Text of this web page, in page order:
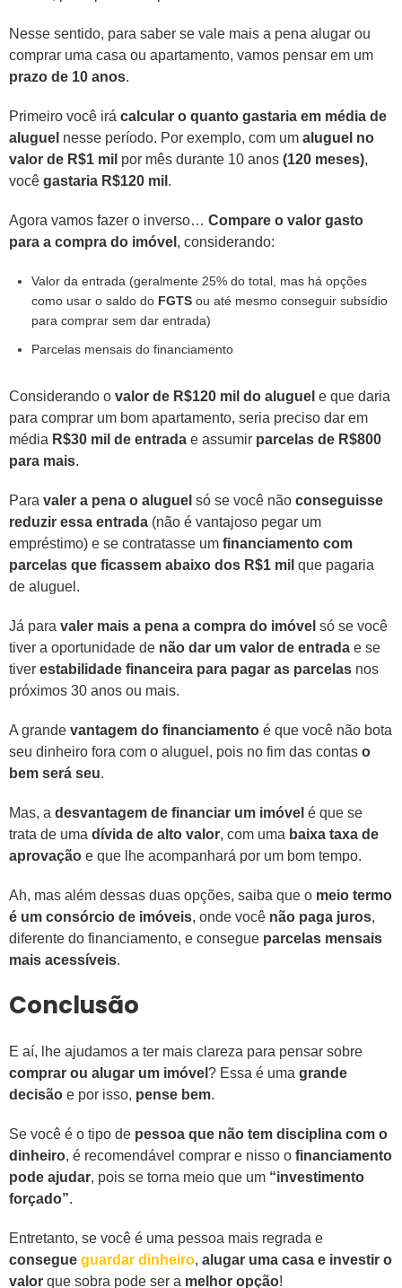
Nesse sentido, para saber se vale mais a pena alugar ou
comprar uma casa ou apartamento, vamos pensar em um
prazo de 10 anos.
Primeiro você irá calcular o quanto gastaria em média de
aluguel nesse período. Por exemplo, com um aluguel no
valor de R$1 mil por mês durante 10 anos (120 meses),
você gastaria R$120 mil .
Agora vamos fazer o inverso… Compare o valor gasto
para a compra do imóvel , considerando:
Valor da entrada (geralmente 25% do total, mas há opções
como usar o saldo do FGTS ou até mesmo conseguir subsídio
para comprar sem dar entrada)
Parcelas mensais do financiamento
Considerando o valor de R$120 mil do aluguel e que daria
para comprar um bom apartamento, seria preciso dar em
média R$30 mil de entrada e assumir parcelas de R$800
para mais.
Para valer a pena o aluguel só se você não conseguisse
reduzir essa entrada (não é vantajoso pegar um
empréstimo) e se contratasse um financiamento com
parcelas que ficassem abaixo dos R$1 mil que pagaria
de aluguel.
Já para valer mais a pena a compra do imóvel só se você
tiver a oportunidade de não dar um valor de entrada e se
tiver estabilidade financeira para pagar as parcelas nos
próximos 30 anos ou mais.
A grande vantagem do financiamento é que você não bota
seu dinheiro fora com o aluguel, pois no fim das contas o
bem será seu.
Mas, a desvantagem de financiar um imóvel é que se
trata de uma dívida de alto valor, com uma baixa taxa de
aprovação e que lhe acompanhará por um bom tempo.
Ah, mas além dessas duas opções, saiba que o meio termo
é um consórcio de imóveis, onde você não paga juros,
diferente do financiamento, e consegue parcelas mensais
mais acessíveis.
Conclusão
E aí, lhe ajudamos a ter mais clareza para pensar sobre
comprar ou alugar um imóvel ? Essa é uma grande
decisão e por isso, pense bem.
Se você é o tipo de pessoa que não tem disciplina com o
dinheiro, é recomendável comprar e nisso o financiamento
pode ajudar, pois se torna meio que um “investimento
forçado”.
Entretanto, se você é uma pessoa mais regrada e
consegue guardar dinheiro, alugar uma casa e investir o
valor que sobra pode ser a melhor opção!